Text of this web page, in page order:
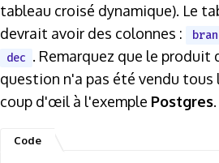
tableau croisé dynamique). Le
devrait avoir des colonnes :
dec . Remarquez que le produit
question n'a pas été vendu tous
coup d'œil à l'exemple Postgres.